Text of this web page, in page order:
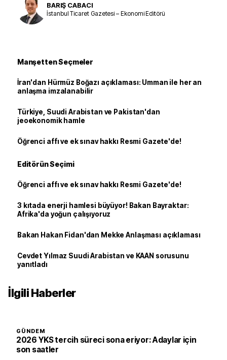
BARIŞ CABACI
İstanbul Ticaret Gazetesi – Ekonomi Editörü
Manşetten Seçmeler
İran'dan Hürmüz Boğazı açıklaması: Umman ile her an
anlaşma imzalanabilir
Türkiye, Suudi Arabistan ve Pakistan'dan
jeoekonomik hamle
Öğrenci affı ve ek sınav hakkı Resmi Gazete'de!
Editörün Seçimi
Öğrenci affı ve ek sınav hakkı Resmi Gazete'de!
3 kıtada enerji hamlesi büyüyor! Bakan Bayraktar:
Afrika'da yoğun çalışıyoruz
Bakan Hakan Fidan'dan Mekke Anlaşması açıklaması
Cevdet Yılmaz Suudi Arabistan ve KAAN sorusunu
yanıtladı
İlgili Haberler
GÜNDEM
2026 YKS tercih süreci sona eriyor: Adaylar için
son saatler